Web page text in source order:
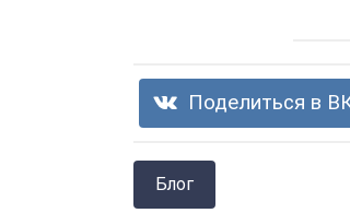
Поделиться в
Блог